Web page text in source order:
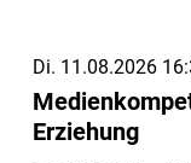
Di. 11.08.2026
Erziehung